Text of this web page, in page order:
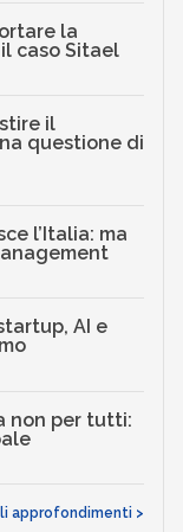
la
caso Sitael
il
questione di
l’Italia: ma
AI e
non per tutti:
approfondimenti >